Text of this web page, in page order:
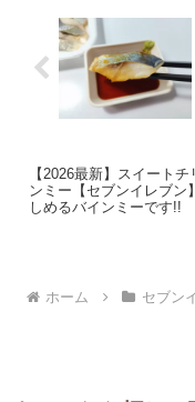
【2026最新】スイート
ンミー【セブンイレブン
しめるバインミーです!!
ホーム セブン